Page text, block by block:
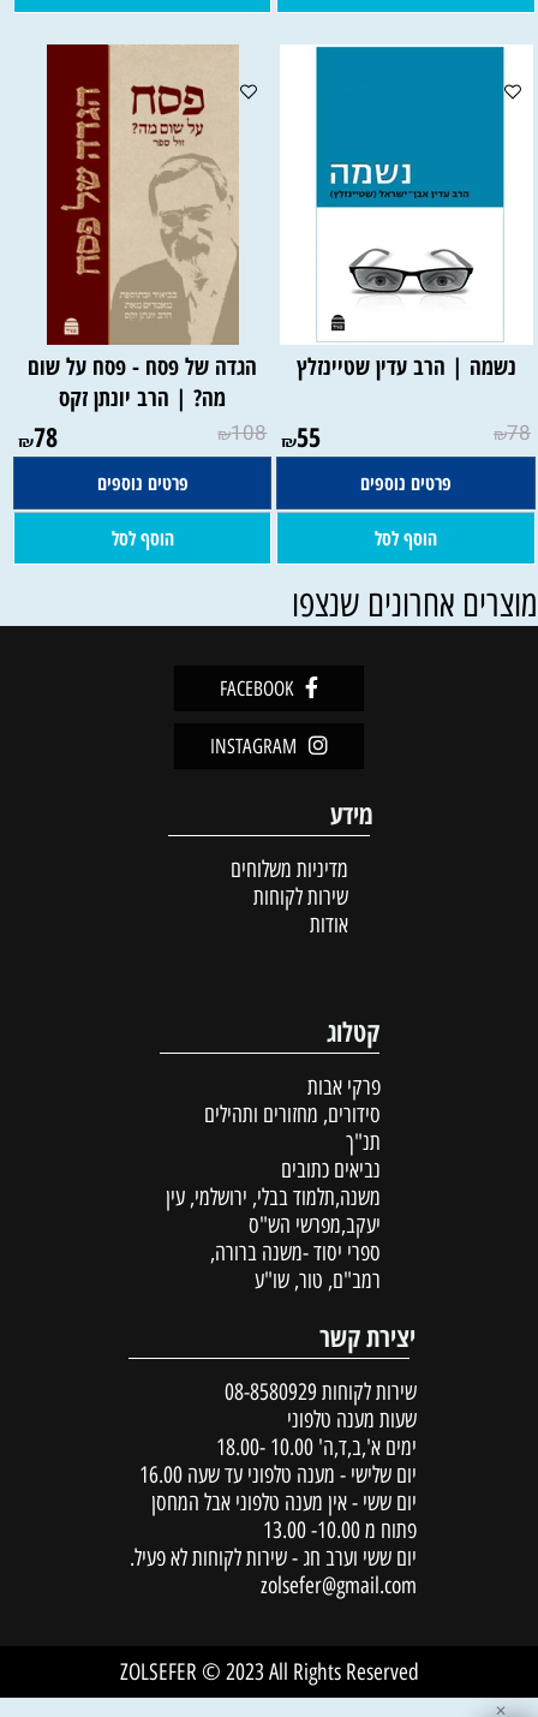
נשמה | הרב עדין שטיינזלץ
₪78
₪55
פרטים נוספים
הוסף לסל
הגדה של פסח - פסח על שום
מה? | הרב יונתן זקס
₪108
₪78
פרטים נוספים
הוסף לסל
אחרונים שנצפו
FACEBOOK
INSTAGRAM
מידע
מדיניות משלוחים
שירות לקוחות
אודות
קטלוג
פרקי אבות
סידורים, מחזורים ותהילים
תנ"ך
נביאים כתובים
משנה,תלמוד בבלי, ירושלמי, עין
יעקב,מפרשי הש"ס
ספרי יסוד -משנה ברורה,
רמב"ם, טור, שו"ע
יצירת קשר
שירות לקוחות 08-8580929
שעות מענה טלפוני
ימים א',ב,ד,ה' 10.00 -18.00
יום שלישי - מענה טלפוני עד שעה 16.00
יום ששי - אין מענה טלפוני אבל המחסן
פתוח מ 10.00- 13.00
יום ששי וערב חג - שירות לקוחות לא פעיל.
zolsefer@gmail.com
ZOLSEFER © 2023 All Rights Reserved
✕